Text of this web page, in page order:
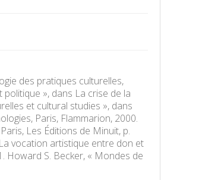
des pratiques culturelles,
», dans La crise de la
et cultural studies », dans
Paris, Flammarion, 2000.
Les Éditions de Minuit, p.
vocation artistique entre don et
Howard S. Becker, « Mondes de